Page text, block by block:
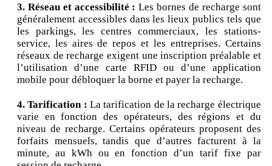
3. Réseau et accessibilité : Les bornes de recharge sont
généralement accessibles dans les lieux publics tels que
les parkings, les centres commerciaux, les stations-
service, les aires de repos et les entreprises. Certains
réseaux de recharge exigent une inscription préalable et
l’utilisation d’une carte RFID ou d’une application
mobile pour débloquer la borne et payer la recharge.
4. Tarification : La tarification de la recharge électrique
varie en fonction des opérateurs, des régions et du
niveau de recharge. Certains opérateurs proposent des
forfaits mensuels, tandis que d’autres facturent à la
minute, au kWh ou en fonction d’un tarif fixe par